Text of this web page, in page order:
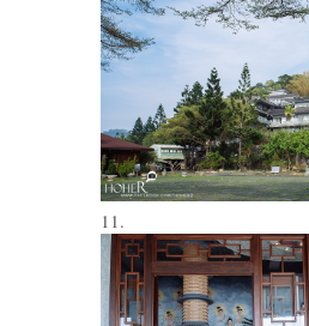
11.